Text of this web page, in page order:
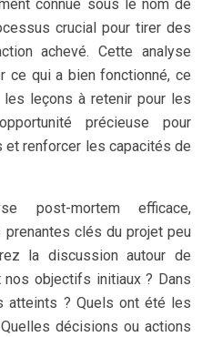
connue sous le nom de
crucial pour tirer des
achevé. Cette analyse
ce qui a bien fonctionné, ce
leçons à retenir pour les
précieuse pour
renforcer les capacités de
post-mortem efficace,
clés du projet peu
la discussion autour de
objectifs initiaux ? Dans
atteints ? Quels ont été les
décisions ou actions